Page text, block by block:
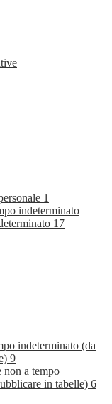
1
indeterminato
17
indeterminato (da
9
non a tempo
in tabelle) 6